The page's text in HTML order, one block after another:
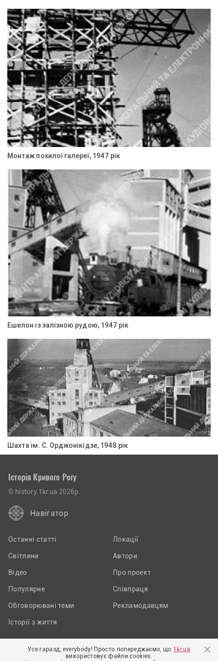
Монтаж похилої галереї, 1947 рік
Ешелон із залізною рудою, 1947 рік
Шахта ім. С. Орджонікідзе, 1948 рік
Історія Кривого Рогу
© history.1kr.ua 2026р.
Навігатор
Останні статті
Світлини
Відео
Популярне
Обговорювані теми
Історії з життя
Локації
Автори
Про проект
Співпраця
Рекламодавцям
Приєднуйтеся до нас у соцмережах:
Усе гаразд, everybody! Просто попереджаємо, що 1kr.ua
використовує файли cookies.